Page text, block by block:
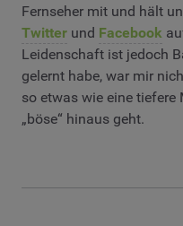
Fernseher mit und hält
Twitter und Facebook
Leidenschaft ist jedoch
gelernt habe, war mir
so etwas wie eine tiefere
„böse“ hinaus geht.